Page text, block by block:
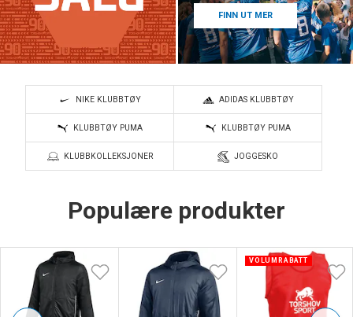
FINN UT MER
NIKE KLUBBTØY ADIDAS KLUBBTØY
KLUBBTØY PUMA KLUBBTØY PUMA
KLUBBKOLLEKSJONER JOGGESKO
Populære produkter
VOLUMRABATT